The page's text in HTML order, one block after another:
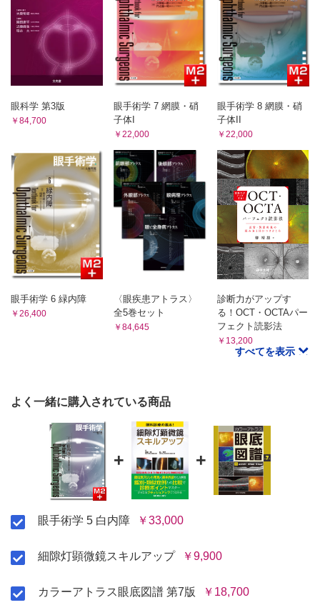
4．屈折誤差
5．眼内レンズ偏位
6．瞳孔偏位
7．前嚢収縮
8．後発白内障
液状後発白内障
10．toxic anterior segment syndrome（TASS）
11．黄斑浮腫
1．クリニカルパス
2．インフォームド・コンセント
フェムト秒レーザーによる白内障手術
16．皮質吸引
VI．眼内レンズ
1．眼内レンズ度数計算
眼内レンズ度数設定の目標
2．角膜形状異常眼での眼内レンズ度数計算
3．眼内レンズの種類
4．眼内レンズ挿入法：PMMA
5．眼内レンズ挿入法：シリコーン系
6．眼内レンズ挿入法：アクリル系
7．トーリック眼内レンズ
8．多焦点眼内レンズ
9．眼内レンズ縫着
10．眼内レンズ摘出・交換
VII．特殊な白内障手術
1．先天・小児白内障
2．水晶体嚢外摘出術（ECCE）
3．水晶体全摘出術（ICCE）
4．輪部減張切開
5．瞳孔・虹彩処置
3．虹彩後癒着
5．後極白内障
6．Zinn小帯断裂（カプセルエキスパンダー）
7．Zinn小帯断裂（CTR）
落屑症候群に対するcapsular tension ring挿入法
8．角膜内皮細胞密度減少眼
10．小角膜眼
12．糖尿病と白内障手術
1．後嚢破損
眼科学 第3版
￥84,700
眼手術学 7 網膜・硝
子体I
￥22,000
眼手術学 8 網膜・硝
子体II
￥22,000
眼手術学 6 緑内障
￥26,400
〈眼疾患アトラス〉
全5巻セット
￥84,645
診断力がアップす
る！OCT・OCTAパー
フェクト読影法
￥13,200
すべてを表示
よく一緒に購入されている商品
+ +
眼手術学 5 白内障 ￥33,000
細隙灯顕微鏡スキルアップ ￥9,900
カラーアトラス眼底図譜 第7版 ￥18,700